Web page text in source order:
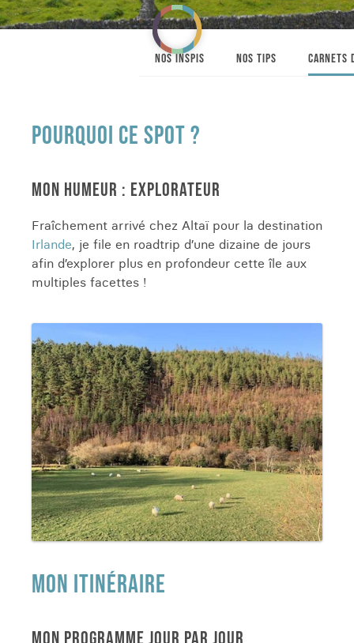
NOS INSPIS NOS TIPS CARNETS
POURQUOI CE SPOT ?
MON HUMEUR : EXPLORATEUR
Fraîchement arrivé chez Altaï pour la destination
Irlande, je file en roadtrip d’une dizaine de jours
afin d’explorer plus en profondeur cette île aux
multiples facettes !
MON ITINÉRAIRE